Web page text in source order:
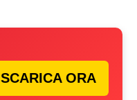
SCARICA ORA